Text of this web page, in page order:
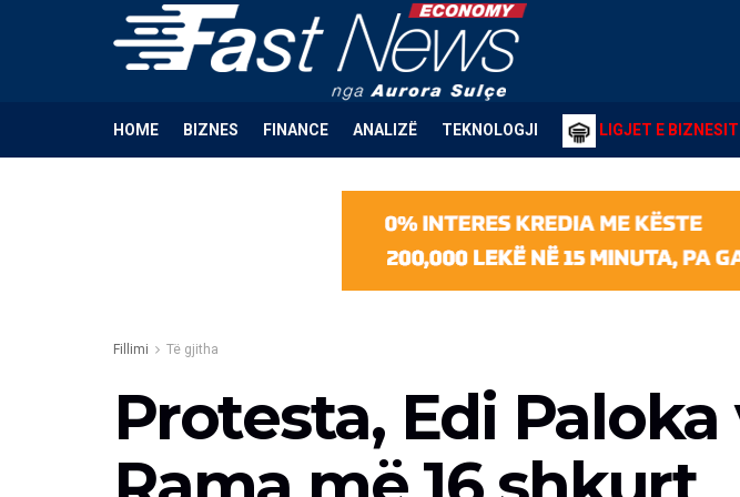
HOME BIZNES FINANCE ANALIZË TEKNOLOGJI LIGJET E BIZNESIT
Fillimi Të gjitha
Protesta, Edi